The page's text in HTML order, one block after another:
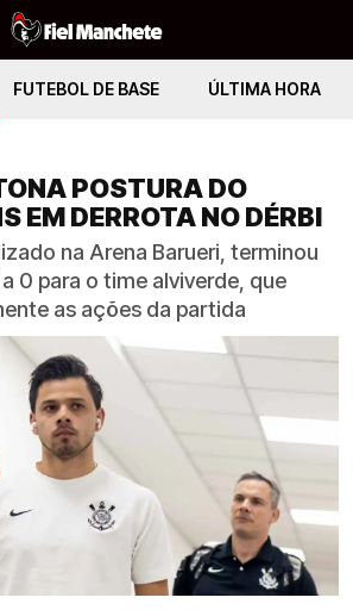
FUTEBOL DE BASE ÚLTIMA HORA
POSTURA DO
EM DERROTA NO DÉRBI
na Arena Barueri, terminou
0 para o time alviverde, que
as ações da partida